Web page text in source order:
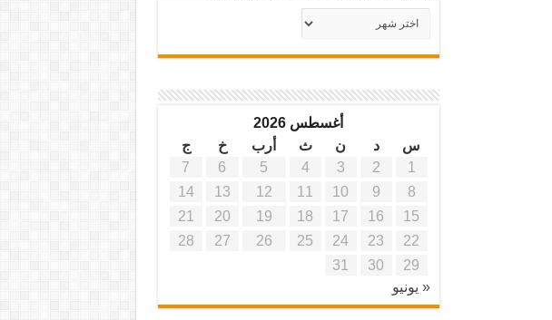
أرشيف
موقع
أغسطس 2026
س
د ن ث أرب خ
ج
1
2
3
4
5
6
7
8
9
10
11
12
13
14
15
16
17
18
19
20
21
22
23
24
25
26
27
28
29
30
31
« يونيو